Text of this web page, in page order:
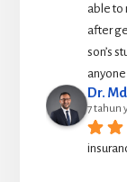
able to
after
son’s
Dr.
7 tahun